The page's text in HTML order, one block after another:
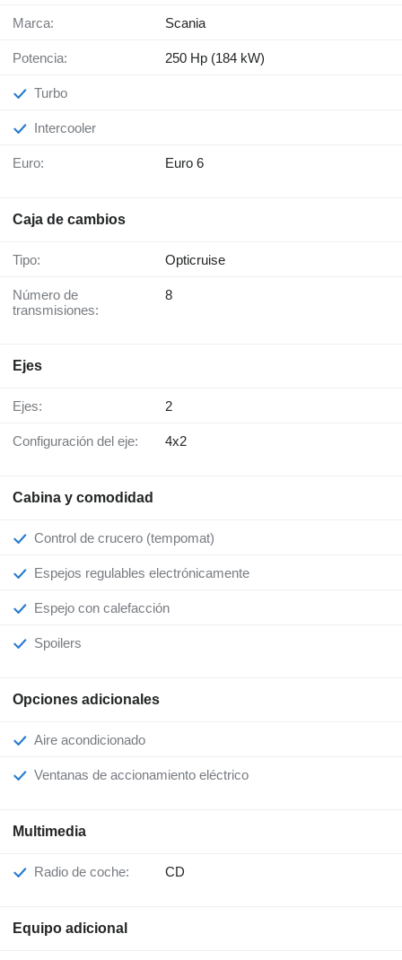
Marca: Scania
Potencia: 250 Hp (184 kW)
Turbo
Intercooler
Euro: Euro 6
Caja de cambios
Tipo: Opticruise
Número de
transmisiones:
8
Ejes
Ejes: 2
Configuración del eje: 4x2
Cabina y comodidad
Control de crucero (tempomat)
Espejos regulables electrónicamente
Espejo con calefacción
Spoilers
Opciones adicionales
Aire acondicionado
Ventanas de accionamiento eléctrico
Multimedia
Radio de coche: CD
Equipo adicional